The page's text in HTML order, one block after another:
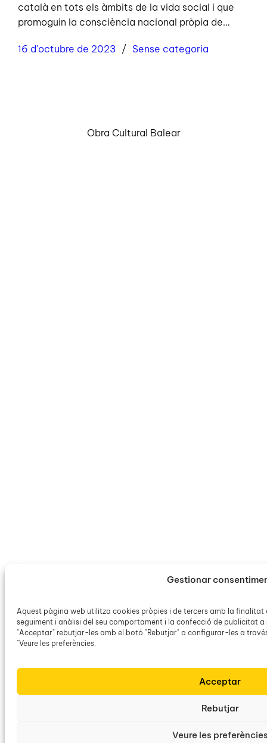
Gestionar
Aquest pàgina web utilitza cookies pròpies i de tercers amb la finalitat
seguiment i anàlisi del seu comportament i la confecció de publicitat
"Acceptar" rebutjar-les amb el botó "Rebutjar" o configurar-les a
"Veure les preferències.
Acceptar
Rebutjar
Veure les
català en tots els àmbits de la vida social i que
promoguin la consciència nacional pròpia de…
16 d'octubre de 2023 Sense categoria
Obra Cultural Balear